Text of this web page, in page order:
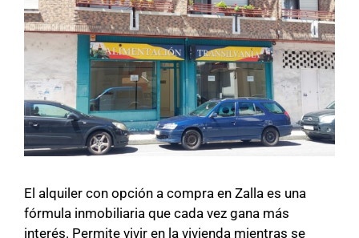
El alquiler con opción a compra en Zalla es una
fórmula inmobiliaria que cada vez gana más
interés. Permite vivir en la vivienda mientras se